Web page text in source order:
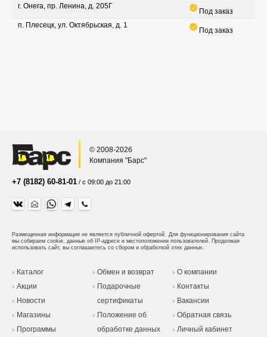
г. Онега, пр. Ленина, д. 205Г
Под заказ
п. Плесецк, ул. Октябрьская, д. 1
Под заказ
© 2008-2026
Компания "Барс"
+7 (8182) 60-81-01 / с 09:00 до 21:00
Размещенная информация не является публичной офертой. Для функционирования сайта
мы собираем cookie, данные об IP-адресе и местоположении пользователей. Продолжая
использовать сайт, вы соглашаетесь со сбором и обработкой этих данных.
Каталог
Акции
Новости
Магазины
Программы
Обмен и возврат
Подарочные
сертификаты
Положение об
обработке данных
О компании
Контакты
Вакансии
Обратная связь
Личный кабинет